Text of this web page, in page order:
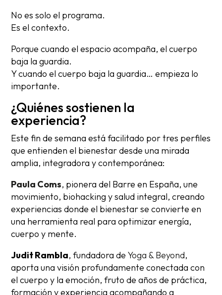
No es solo el programa.
Es el contexto.
Porque cuando el espacio acompaña, el cuerpo
baja la guardia.
Y cuando el cuerpo baja la guardia… empieza lo
importante.
¿Quiénes sostienen la
experiencia?
Este fin de semana está facilitado por tres perfiles
que entienden el bienestar desde una mirada
amplia, integradora y contemporánea:
Paula Coms, pionera del Barre en España, une
movimiento, biohacking y salud integral, creando
experiencias donde el bienestar se convierte en
una herramienta real para optimizar energía,
cuerpo y mente.
Judit Rambla, fundadora de Yoga & Beyond,
aporta una visión profundamente conectada con
el cuerpo y la emoción, fruto de años de práctica,
formación y experiencia acompañando a